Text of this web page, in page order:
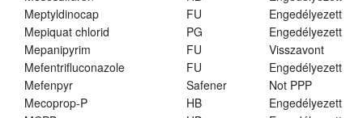
Meptyldinocap
FU
Engedélyezett
Mepiquat chlorid
PG
Engedélyezett
Mepanipyrim
FU
Visszavont
Mefentrifluconazole
FU
Engedélyezett
Mefenpyr
Safener
Not PPP
Mecoprop-P
HB
Engedélyezett